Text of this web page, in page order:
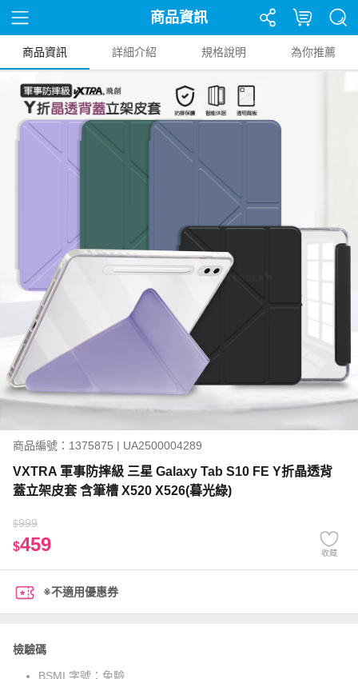
商品資訊
商品資訊 詳細介紹 規格說明 為你推薦
商品編號：1375875 | UA2500004289
VXTRA 軍事防摔級 三星 Galaxy Tab S10 FE Y折晶透背
蓋立架皮套 含筆槽 X520 X526(暮光綠)
$999
$459 收藏
※不適用優惠券
檢驗碼
BSMI 字號： 免驗